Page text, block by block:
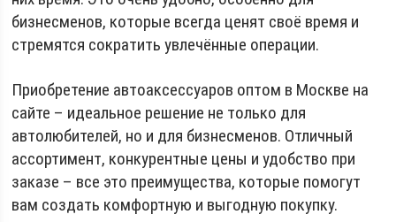
бизнесменов, которые всегда ценят своё время и
стремятся сократить увлечённые операции.
Приобретение автоаксессуаров оптом в Москве на
сайте – идеальное решение не только для
автолюбителей, но и для бизнесменов. Отличный
ассортимент, конкурентные цены и удобство при
заказе – все это преимущества, которые помогут
вам создать комфортную и выгодную покупку.